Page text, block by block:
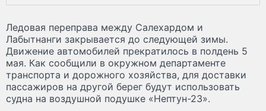
Ледовая переправа между Салехардом и
Лабытнанги закрывается до следующей зимы.
Движение автомобилей прекратилось в полдень 5
мая. Как сообщили в окружном департаменте
транспорта и дорожного хозяйства, для доставки
пассажиров на другой берег будут использовать
судна на воздушной подушке «Нептун-23».